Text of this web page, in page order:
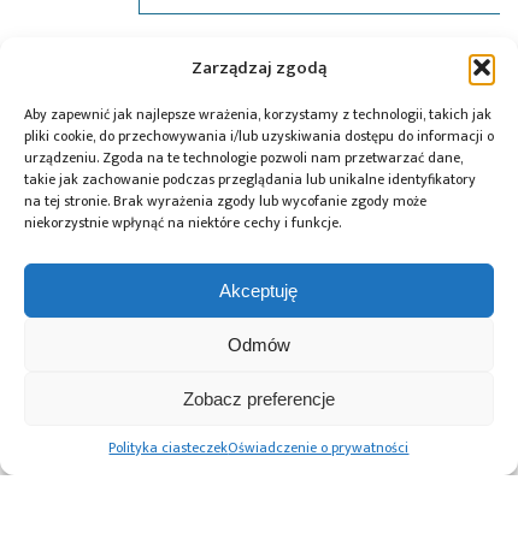
Zarządzaj zgodą
Aby zapewnić jak najlepsze wrażenia, korzystamy z technologii, takich jak
pliki cookie, do przechowywania i/lub uzyskiwania dostępu do informacji o
urządzeniu. Zgoda na te technologie pozwoli nam przetwarzać dane,
takie jak zachowanie podczas przeglądania lub unikalne identyfikatory
na tej stronie. Brak wyrażenia zgody lub wycofanie zgody może
niekorzystnie wpłynąć na niektóre cechy i funkcje.
Akceptuję
Odmów
Zobacz preferencje
Polityka ciasteczekOświadczenie o prywatności
Analog Devices,Digi-Key,Molex
Przeczytaj również:
Global ElectronicsMicrochip i Micron
prezentują
pamięci masowej
oraz centrów
Farnell podejmuje
Edge AI